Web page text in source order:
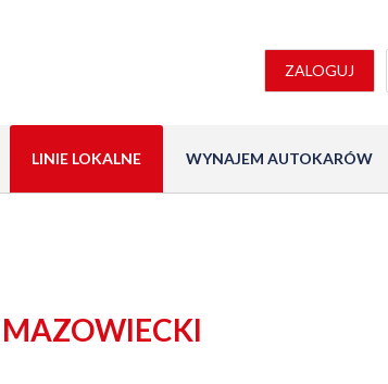
ZALOGUJ
LINIE LOKALNE WYNAJEM AUTOKARÓW